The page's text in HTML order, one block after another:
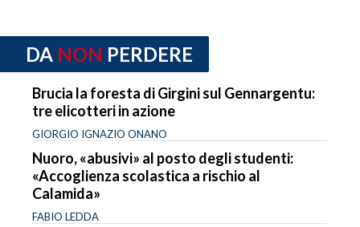
DA NON PERDERE
Brucia la foresta di Girgini sul Gennargentu:
tre elicotteri in azione
GIORGIO IGNAZIO ONANO
Nuoro, «abusivi» al posto degli studenti:
«Accoglienza scolastica a rischio al
Calamida»
FABIO LEDDA